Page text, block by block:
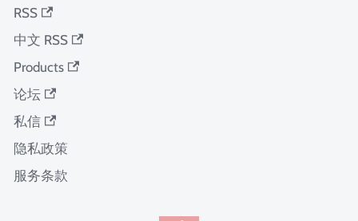
RSS
中文 RSS
Products
论坛
私信
隐私政策
服务条款